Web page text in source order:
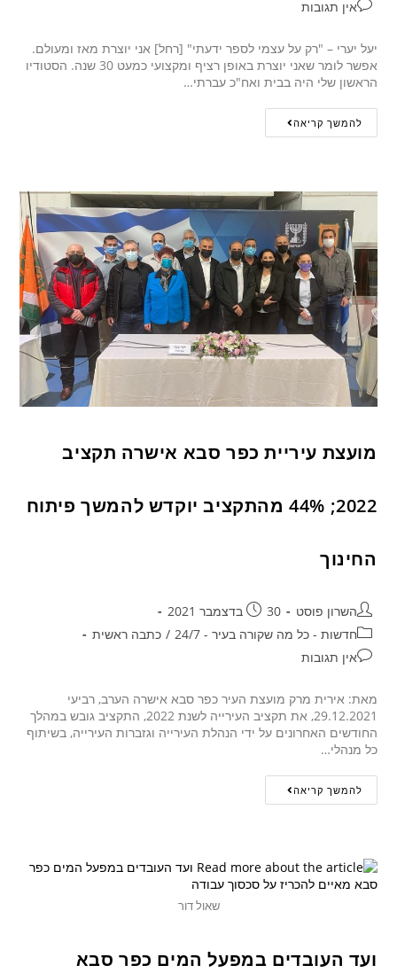
אין תגובות
יעל יערי – "רק על עצמי לספר ידעתי" [רחל] אני יוצרת מאז ומעולם.
אפשר לומר שאני יוצרת באופן רציף ומקצועי כמעט 30 שנה. הסטודיו
הראשון שלי היה בבית ואח"כ עברתי…
להמשך קריאה
מועצת עיריית כפר סבא אישרה תקציב
2022; 44% מהתקציב יוקדש להמשך פיתוח
החינוך
השרון פוסט
30 בדצמבר 2021
חדשות - כל מה שקורה בעיר - 24/7
/ כתבה ראשית
אין תגובות
מאת: אירית מרק מועצת העיר כפר סבא אישרה הערב, רביעי
29.12.2021, את תקציב העירייה לשנת 2022, התקציב גובש במהלך
החודשים האחרונים על ידי הנהלת העירייה וגזברות העירייה, בשיתוף
כל מנהלי…
להמשך קריאה
שאול דור
ועד העובדים במפעל המים כפר סבא